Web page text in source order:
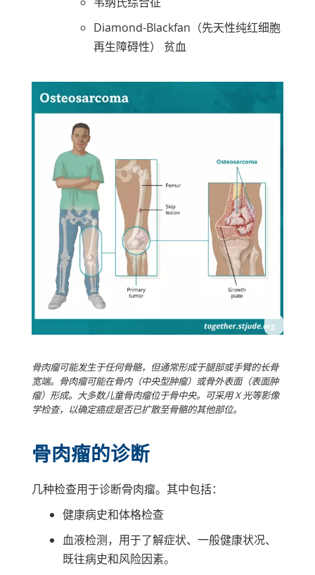
Diamond-Blackfan（先天性纯红细胞
再生障碍性） 贫血
骨肉瘤可能发生于任何骨骼，但通常形成于腿部或手臂的长骨
宽端。骨肉瘤可能在骨内（中央型肿瘤）或骨外表面（表面肿
瘤）形成。大多数儿童骨肉瘤位于骨中央。可采用 X 光等影像
学检查，以确定癌症是否已扩散至骨骼的其他部位。
骨肉瘤的诊断
几种检查用于诊断骨肉瘤。其中包括：
健康病史和体格检查
血液检测，用于了解症状、一般健康状况、
既往病史和风险因素。